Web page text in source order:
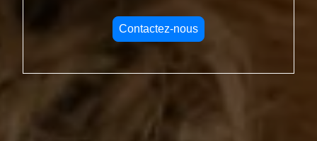
Contactez-nous